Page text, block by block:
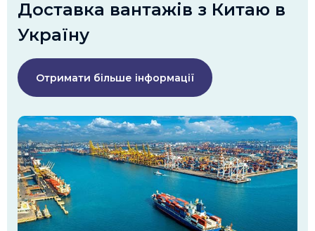
Доставка вантажів з Китаю в
Україну
Отримати більше інформації